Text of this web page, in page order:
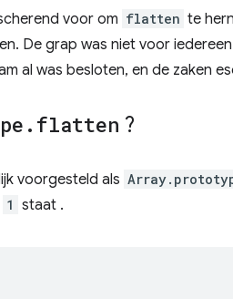
voor om flatten te
De grap was niet voor
al was besloten, en de zaken
. flatten ?
voorgesteld als
1 staat .